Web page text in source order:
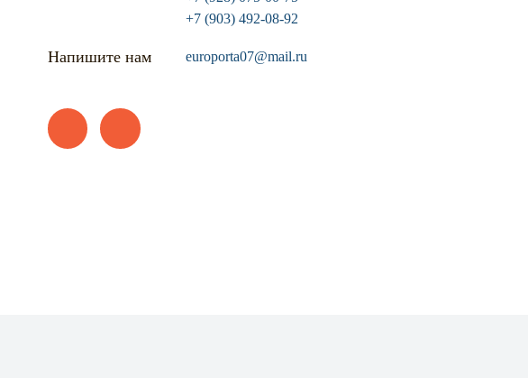
+7 (903) 492-08-92
Напишите нам europorta07@mail.ru